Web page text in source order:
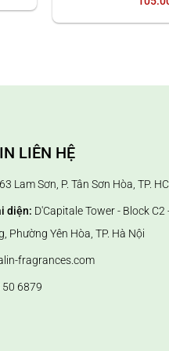
LIÊN HỆ
63 Lam Sơn, P. Tân Sơn Hòa, TP.
diện: D'Capitale Tower - Block C2
Phường Yên Hòa, TP. Hà Nội
fragrances.com
6879